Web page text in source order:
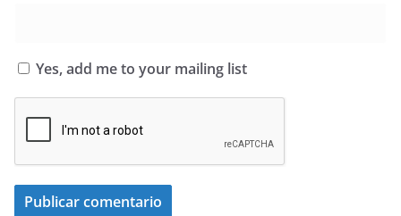
Yes, add me to your mailing list